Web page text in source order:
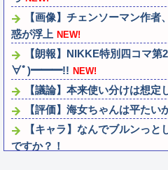
【画像】チェンソーマン作
惑が浮上 NEW!
【朗報】NIKKE特別四コマ
∀ﾟ)━━━!! NEW!
【議論】本来使い分けは想定
【評価】海女ちゃんは平た
【キャラ】なんでブルンっ
ですか？！